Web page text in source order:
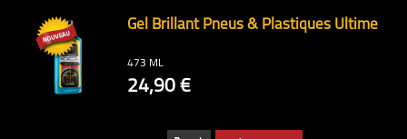
Gel Brillant Pneus & Plastiques Ultime
473 ML
24,90 €